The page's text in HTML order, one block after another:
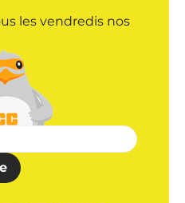
les vendredis nos